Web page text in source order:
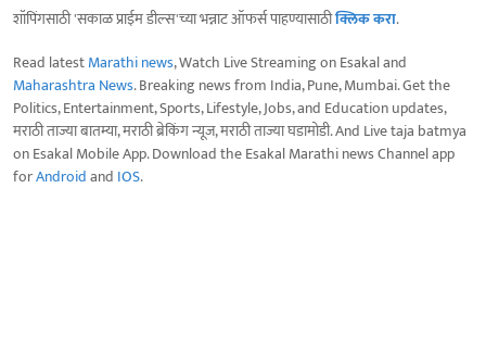
शॉपिंगसाठी 'सकाळ प्राईम डील्स'च्या भन्नाट ऑफर्स पाहण्यासाठीक्लिक करा.
Read latestMarathi news, Watch Live Streaming on Esakal and
Maharashtra News. Breaking news from India, Pune, Mumbai. Get the
Politics, Entertainment, Sports, Lifestyle, Jobs, and Education updates,
मराठी ताज्या बातम्या, मराठी ब्रेकिंग न्यूज, मराठी ताज्या घडामोडी. And Live taja batmya
on Esakal Mobile App. Download the Esakal Marathi news Channel app
forAndroidand IOS.